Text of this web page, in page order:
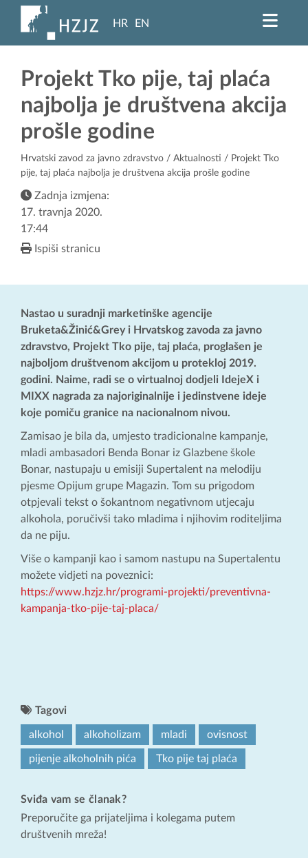
HR EN
Projekt Tko pije, taj plaća
najbolja je društvena akcija
prošle godine
Hrvatski zavod za javno zdravstvo / Aktualnosti / Projekt Tko
pije, taj plaća najbolja je društvena akcija prošle godine
Zadnja izmjena:
17. travnja 2020.
17:44
Ispiši stranicu
Nastao u suradnji marketinške agencije
Bruketa&Žinić&Grey i Hrvatskog zavoda za javno
zdravstvo, Projekt Tko pije, taj plaća, proglašen je
najboljom društvenom akcijom u protekloj 2019.
godini. Naime, radi se o virtualnoj dodjeli IdejeX i
MIXX nagrada za najoriginalnije i jedinstvene ideje
koje pomiču granice na nacionalnom nivou.
Zamisao je bila da, umjesto tradicionalne kampanje,
mladi ambasadori Benda Bonar iz Glazbene škole
Bonar, nastupaju u emisiji Supertalent na melodiju
pjesme Opijum grupe Magazin. Tom su prigodom
otpjevali tekst o šokantnom negativnom utjecaju
alkohola, poručivši tako mladima i njihovim roditeljima
da ne piju.
Više o kampanji kao i samom nastupu na Supertalentu
možete vidjeti na poveznici:
https://www.hzjz.hr/programi-projekti/preventivna-
kampanja-tko-pije-taj-placa/
Tagovi
alkohol alkoholizam mladi ovisnost
pijenje alkoholnih pića Tko pije taj plaća
Sviđa vam se članak?
Preporučite ga prijateljima i kolegama putem
društvenih mreža!